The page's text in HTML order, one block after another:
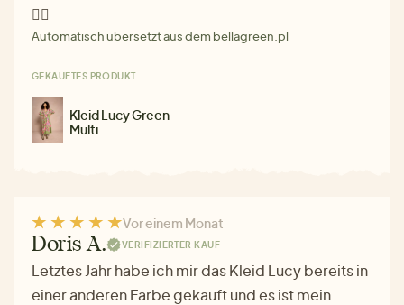
❤️‍🔥
Automatisch übersetzt aus dem bellagreen.pl
GEKAUFTES PRODUKT
Kleid Lucy Green
Multi
Vor einem Monat
Doris A. VERIFIZIERTER KAUF
Letztes Jahr habe ich mir das Kleid Lucy bereits in
einer anderen Farbe gekauft und es ist mein